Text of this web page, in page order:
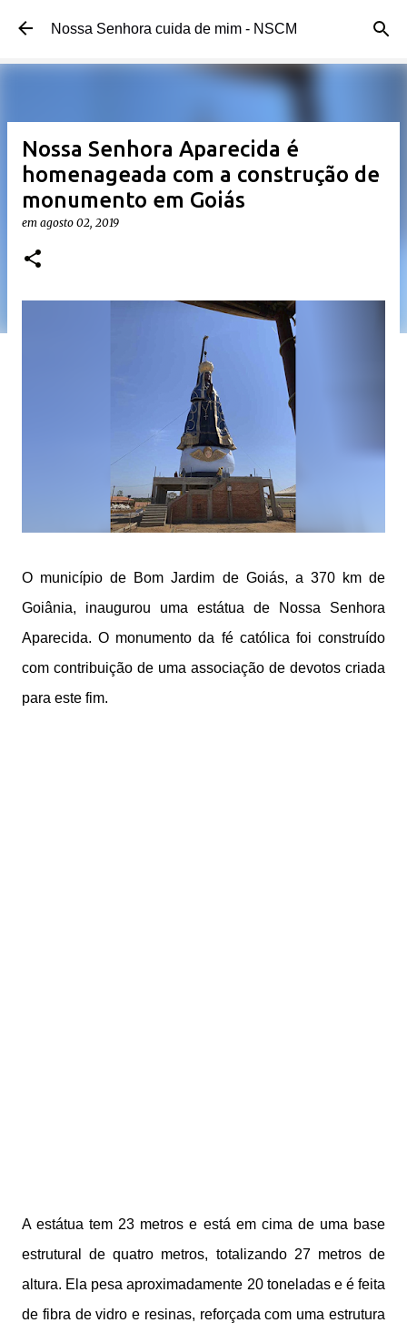
Pular para o conteúdo principal
Nossa Senhora cuida de mim - NSCM
Nossa Senhora Aparecida é
homenageada com a construção de
monumento em Goiás
em agosto 02, 2019
O município de Bom Jardim de Goiás, a 370 km de
Goiânia, inaugurou uma estátua de Nossa Senhora
Aparecida. O monumento da fé católica foi construído
com contribuição de uma associação de devotos criada
para este fim.
A estátua tem 23 metros e está em cima de uma base
estrutural de quatro metros, totalizando 27 metros de
altura. Ela pesa aproximadamente 20 toneladas e é feita
de fibra de vidro e resinas, reforçada com uma estrutura